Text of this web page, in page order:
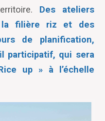
Des ateliers
la filière riz et des
de planification,
participatif, qui sera
up » à l’échelle